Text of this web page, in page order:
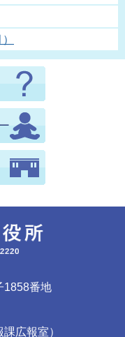
番地
広報室）